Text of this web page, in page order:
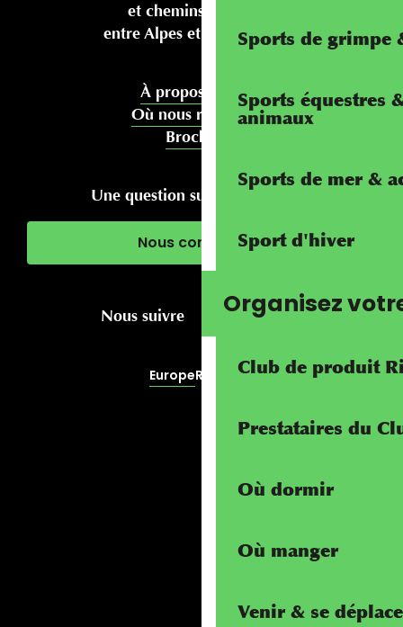
Sports de grimpe
Sports équestres
animaux
Sports de mer &
Sport d'hiver
Organisez
Club de produit
Prestataires du
Où dormir
Où manger
Venir & se
et chemins pédestres
entre Alpes et Méditerranée
À propos de nous
Où nous rencontrer
Brochures
Une question sur votre séjour ?
Nous contacter
Nous suivre
EuropeRivierALP